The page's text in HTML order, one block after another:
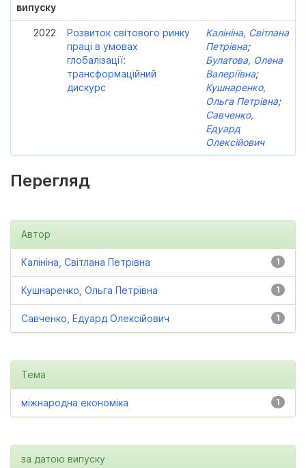
випуску
2022
Розвиток світового ринку
праці в умовах
глобалізації:
трансформаційний
дискурс
Калініна, Світлана
Петрівна;
Булатова, Олена
Валеріївна;
Кушнаренко,
Ольга Петрівна;
Савченко,
Едуард
Олексійович
Перегляд
Автор
1
Калініна, Світлана Петрівна
1
Кушнаренко, Ольга Петрівна
1
Савченко, Едуард Олексійович
Тема
1
міжнародна економіка
за датою випуску